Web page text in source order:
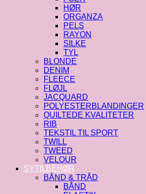
HØR
ORGANZA
PELS
RAYON
SILKE
TYL
BLONDE
DENIM
FLEECE
FLØJL
JACQUARD
POLYESTERBLANDINGER
QUILTEDE KVALITETER
RIB
TEKSTIL TIL SPORT
TWILL
TWEED
VELOUR
SYTILBEHØR
BÅND & TRÅD
BÅND